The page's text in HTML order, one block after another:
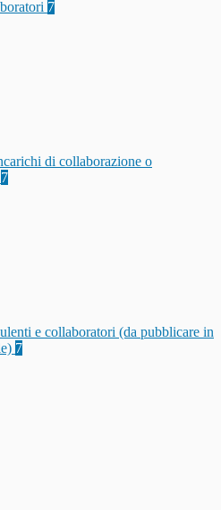
7
di collaborazione o
7
e collaboratori (da pubblicare in
7